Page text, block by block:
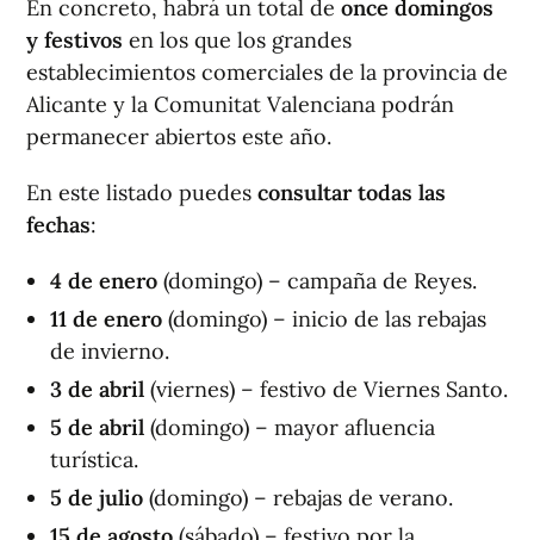
En concreto, habrá un total de once domingos
y festivos en los que los grandes
establecimientos comerciales de la provincia de
Alicante y la Comunitat Valenciana podrán
permanecer abiertos este año.
En este listado puedes consultar todas las
fechas:
4 de enero (domingo) – campaña de Reyes.
11 de enero (domingo) – inicio de las rebajas
de invierno.
3 de abril (viernes) – festivo de Viernes Santo.
5 de abril (domingo) – mayor afluencia
turística.
5 de julio (domingo) – rebajas de verano.